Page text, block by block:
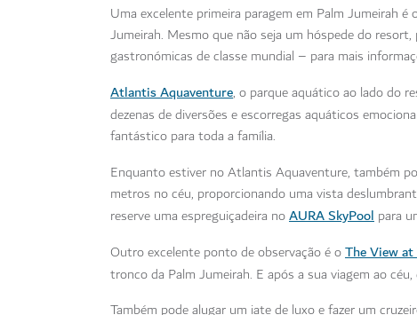
Uma excelente primeira paragem em Palm Jumeirah é
Jumeirah. Mesmo que não seja um hóspede do
gastronómicas de classe mundial – para mais
Atlantis Aquaventure, o parque aquático ao lado do
dezenas de diversões e escorregas aquáticos
fantástico para toda a família.
Enquanto estiver no Atlantis Aquaventure, também
metros no céu, proporcionando uma vista
reserve uma espreguiçadeira noAURA SkyPool para
Outro excelente ponto de observação é oThe View
tronco da Palm Jumeirah. E após a sua viagem ao
Também pode alugar um iate de luxo e fazer um